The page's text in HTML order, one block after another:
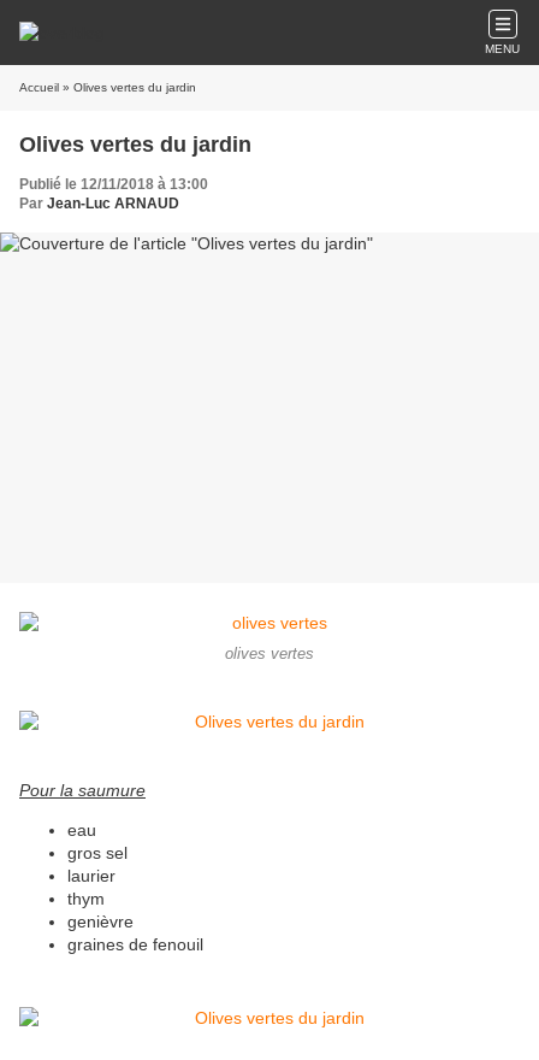
MENU
Accueil » Olives vertes du jardin
Olives vertes du jardin
Publié le 12/11/2018 à 13:00
Par Jean-Luc ARNAUD
olives vertes
Pour la saumure
eau
gros sel
laurier
thym
genièvre
graines de fenouil